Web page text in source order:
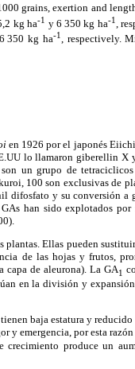
grains, exertion and
kg ha-1 y 6 350 kg ha-1
,
.350 kg ha-1, respectively.
en 1926 por el japonés
lo llamaron giberellin X
un grupo de
100 son exclusivas de
difosfato y su conversión a
han sido explotados
Ellas pueden
de las hojas y frutos,
capa de aleurona). La GA1
en la división y
baja estatura y
y emergencia, por esta
crecimiento produce un